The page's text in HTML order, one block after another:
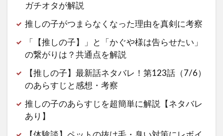
ガチオタが解説
推しの子がつまらなくなった理由を真剣に考察
「【推しの子】」と「かぐや様は告らせたい」
の繋がりは？共通点を解説
【推しの子】最新話ネタバレ！第123話（7/6）
のあらすじと感想・考察
推しの子のあらすじを超簡単に解説【ネタバレ
あり】